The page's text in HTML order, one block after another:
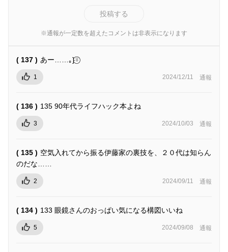
投稿する
※通報が一定数を超えたコメントは非表示になります
( 137 ) あー……｡}⍤⃝
1 2024/12/11 通報
( 136 ) 135 90年代ライフハック本よね
3 2024/10/03 通報
( 135 ) 空気入れてから振る伊藤家の裏技を、２０代は知らん
のだな……
2 2024/09/11 通報
( 134 ) 133 眼鏡さんのおっぱい気になる構図いいね
5 2024/09/08 通報